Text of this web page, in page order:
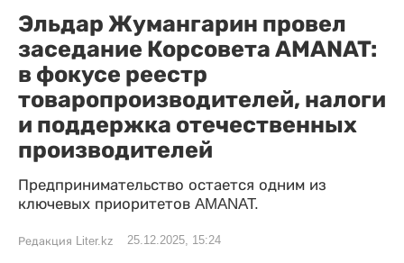
Эльдар Жумангарин провел
заседание Корсовета AMANAT:
в фокусе реестр
товаропроизводителей, налоги
и поддержка отечественных
производителей
Предпринимательство остается одним из
ключевых приоритетов AMANAT.
Редакция Liter.kz 25.12.2025, 15:24